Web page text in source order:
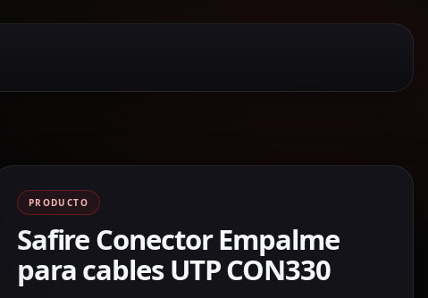
PRODUCTO
Safire Conector Empalme
para cables UTP CON330